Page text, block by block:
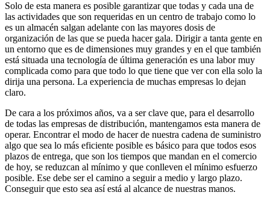
Solo de esta manera es posible garantizar que todas y cada una de
las actividades que son requeridas en un centro de trabajo como lo
es un almacén salgan adelante con las mayores dosis de
organización de las que se pueda hacer gala. Dirigir a tanta gente en
un entorno que es de dimensiones muy grandes y en el que también
está situada una tecnología de última generación es una labor muy
complicada como para que todo lo que tiene que ver con ella solo la
dirija una persona. La experiencia de muchas empresas lo dejan
claro.
De cara a los próximos años, va a ser clave que, para el desarrollo
de todas las empresas de distribución, mantengamos esta manera de
operar. Encontrar el modo de hacer de nuestra cadena de suministro
algo que sea lo más eficiente posible es básico para que todos esos
plazos de entrega, que son los tiempos que mandan en el comercio
de hoy, se reduzcan al mínimo y que conlleven el mínimo esfuerzo
posible. Ese debe ser el camino a seguir a medio y largo plazo.
Conseguir que esto sea así está al alcance de nuestras manos.